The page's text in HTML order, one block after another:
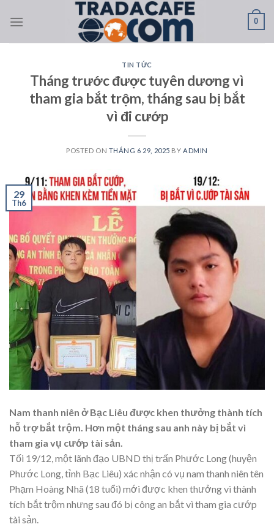
0
TIN TỨC
Tháng trước được tuyên dương vì
tham gia bắt trộm, tháng sau bị bắt
vì đi cướp
POSTED ON THÁNG 6 29, 2025 BY ADMIN
29
Th6
Nam thanh niên ở Bạc Liêu được khen thưởng thành tích
hỗ trợ bắt trộm. Hơn một tháng sau anh này bị bắt vì
tham gia vụ cướp tài sản.
Tối 19/12, một lãnh đạo UBND thị trấn Phước Long (huyện
Phước Long, tỉnh Bạc Liêu) xác nhận có vụ nam thanh niên tên
Phạm Hoàng Nhã (18 tuổi) mới được khen thưởng vì thành
tích bắt trộm nhưng sau đó bị công an bắt vì tham gia cướp
tài sản.